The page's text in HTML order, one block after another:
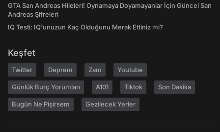
GTA San Andreas Hileleri! Oynamaya Doyamayanlar İçin Güncel San
Andreas Şifreleri
IQ Testi: IQ'unuzun Kaç Olduğunu Merak Ettiniz mi?
Keşfet
Twitter Deprem Zam Youtube
Günlük Burç Yorumları A101 Tiktok Son Dakika
Bugün Ne Pişirsem Gezilecek Yerler